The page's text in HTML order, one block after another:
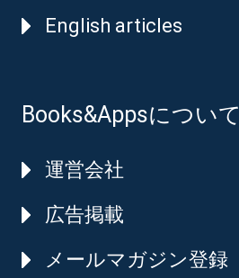
English articles
Books&Appsについて
運営会社
広告掲載
メールマガジン登録